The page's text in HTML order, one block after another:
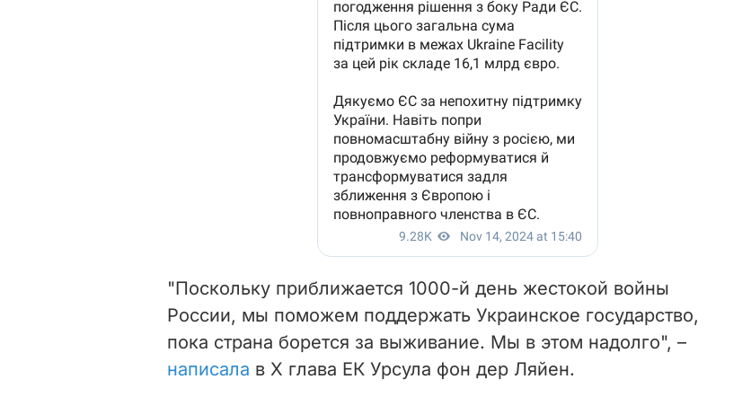
"Поскольку приближается 1000-й день жестокой войны
России, мы поможем поддержать Украинское государство,
пока страна борется за выживание. Мы в этом надолго", –
написала в Х глава ЕК Урсула фон дер Ляйен.